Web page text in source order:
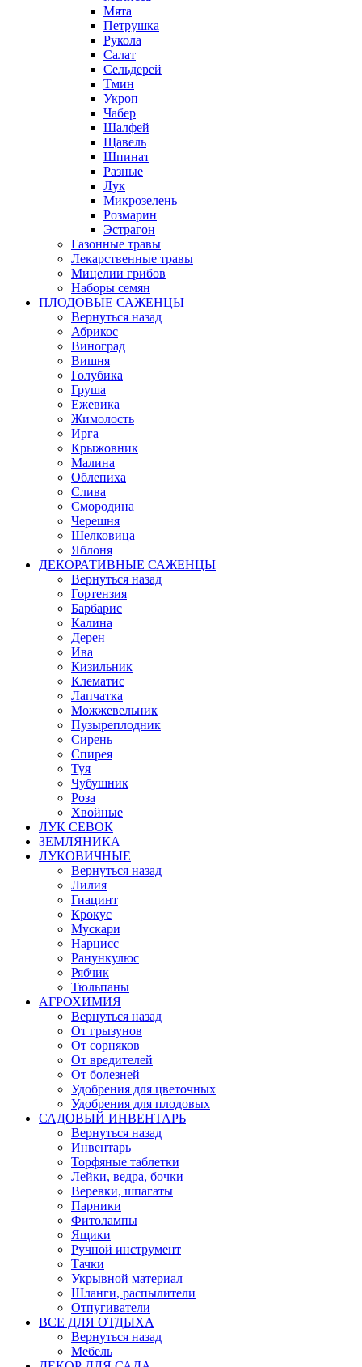
Мята
Петрушка
Рукола
Салат
Сельдерей
Тмин
Укроп
Чабер
Шалфей
Щавель
Шпинат
Разные
Лук
Микрозелень
Розмарин
Эстрагон
Газонные травы
Лекарственные травы
Мицелии грибов
Наборы семян
ПЛОДОВЫЕ САЖЕНЦЫ
Вернуться назад
Абрикос
Виноград
Вишня
Голубика
Груша
Ежевика
Жимолость
Ирга
Крыжовник
Малина
Облепиха
Слива
Смородина
Черешня
Шелковица
Яблоня
ДЕКОРАТИВНЫЕ САЖЕНЦЫ
Вернуться назад
Гортензия
Барбарис
Калина
Дерен
Ива
Кизильник
Клематис
Лапчатка
Можжевельник
Пузыреплодник
Сирень
Спирея
Туя
Чубушник
Роза
Хвойные
ЛУК СЕВОК
ЗЕМЛЯНИКА
ЛУКОВИЧНЫЕ
Вернуться назад
Лилия
Гиацинт
Крокус
Мускари
Нарцисс
Ранункулюс
Рябчик
Тюльпаны
АГРОХИМИЯ
Вернуться назад
От грызунов
От сорняков
От вредителей
От болезней
Удобрения для цветочных
Удобрения для плодовых
САДОВЫЙ ИНВЕНТАРЬ
Вернуться назад
Инвентарь
Торфяные таблетки
Лейки, ведра, бочки
Веревки, шпагаты
Парники
Фитолампы
Ящики
Ручной инструмент
Тачки
Укрывной материал
Шланги, распылители
Отпугиватели
ВСЕ ДЛЯ ОТДЫХА
Вернуться назад
Мебель